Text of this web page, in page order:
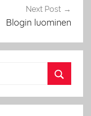
Next Post
Blogin luominen